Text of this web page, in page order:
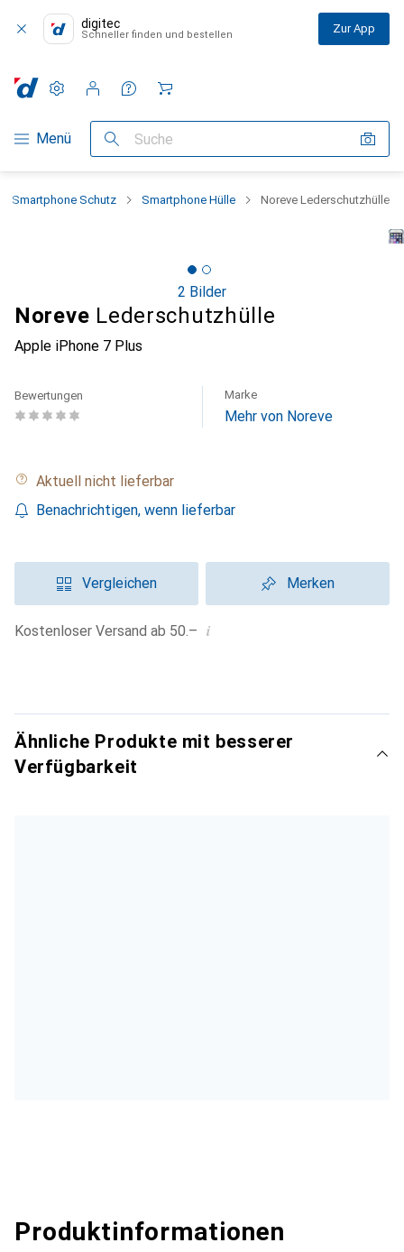
digitec
Schneller finden und bestellen Zur App
Navigation nach Kategorien
Menü Suche
Einstellungen
Kundenkonto
Vergleichslisten
Merklisten
Warenkorb
Smartphone Schutz Smartphone Hülle Noreve Lederschutzhülle
2 Bilder
Noreve Lederschutzhülle
Apple iPhone 7 Plus
Bewertungen Marke
Mehr von Noreve
Aktuell nicht lieferbar
Benachrichtigen, wenn lieferbar
Vergleichen Merken
Kostenloser Versand ab 50.– i
Ähnliche Produkte mit besserer
Verfügbarkeit
Produktinformationen